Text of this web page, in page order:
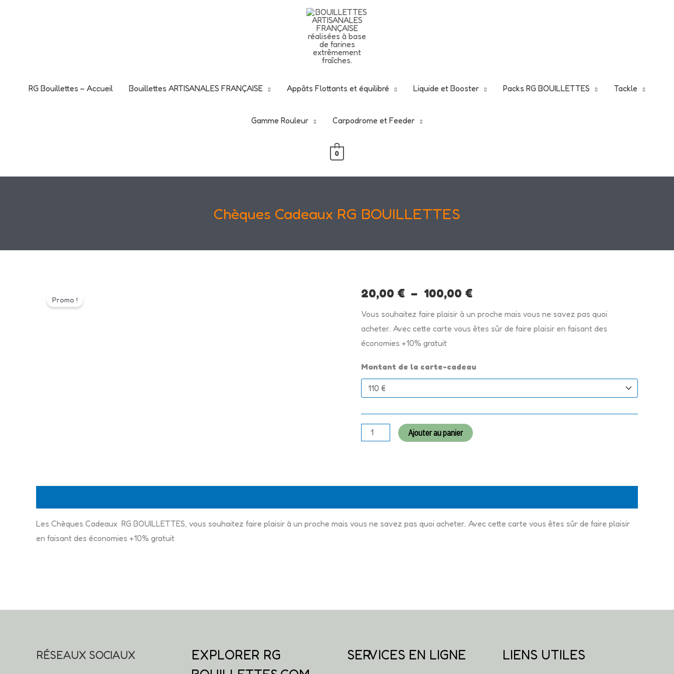
RG Bouillettes – Accueil Bouillettes ARTISANALES FRANÇAISE Appâts Flottants et équilibré Liquide et Booster Packs RG BOUILLETTES Tackle
Gamme Rouleur Carpodrome et Feeder
0
Chèques Cadeaux RG BOUILLETTES
Promo ! 20,00 € – 100,00 €Plage
de
à
Vous souhaitez faire plaisir à un proche mais vous ne savez pas quoi
acheter.. Avec cette carte vous êtes sûr de faire plaisir en faisant des
économies +10% gratuit
Montant de la carte-cadeau
quantité
Chèques
Cadeaux
RG
BOUILLETTES
Ajouter au panier
Les Chèques Cadeaux RG BOUILLETTES, vous souhaitez faire plaisir à un proche mais vous ne savez pas quoi acheter.. Avec cette carte vous êtes sûr de faire plaisir
en faisant des économies +10% gratuit
RÉSEAUX SOCIAUX
EXPLORER RG
SERVICES EN LIGNE LIENS UTILES
L'offre CANON de ce début d'été -25% avec ce code
C'est le moment d'en profiter : -25 % sur tout le site, hors vêtements !